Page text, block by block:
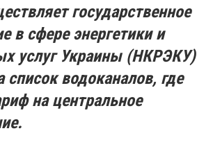
государственное
в сфере энергетики и
услуг Украины (НКРЭКУ)
список водоканалов, где
на центральное